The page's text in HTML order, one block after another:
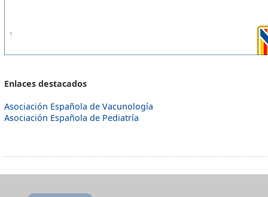
Enlaces destacados
Asociación Española de Vacunología
Asociación Española de Pediatría